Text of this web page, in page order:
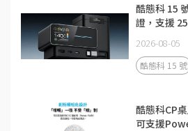
酷態科 15
證，支援
2026-08-05
酷態科 15 號
酷態科CP
可支援